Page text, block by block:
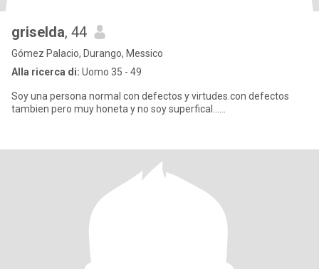
griselda, 44
Gómez Palacio, Durango, Messico
Alla ricerca di: Uomo 35 - 49
Soy una persona normal con defectos y virtudes.con defectos
tambien pero muy honeta y no soy superfical......